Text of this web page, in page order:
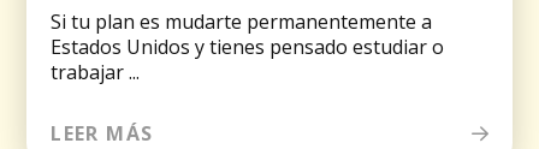
Si tu plan es mudarte permanentemente a
Estados Unidos y tienes pensado estudiar o
trabajar ...
LEER MÁS